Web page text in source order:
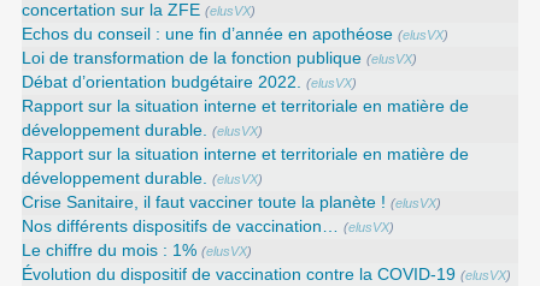
concertation sur la ZFE (elusVX)
Echos du conseil : une fin d’année en apothéose (elusVX)
Loi de transformation de la fonction publique (elusVX)
Débat d’orientation budgétaire 2022. (elusVX)
Rapport sur la situation interne et territoriale en matière de
développement durable. (elusVX)
Rapport sur la situation interne et territoriale en matière de
développement durable. (elusVX)
Crise Sanitaire, il faut vacciner toute la planète ! (elusVX)
Nos différents dispositifs de vaccination… (elusVX)
Le chiffre du mois : 1% (elusVX)
Évolution du dispositif de vaccination contre la COVID-19 (elusVX)